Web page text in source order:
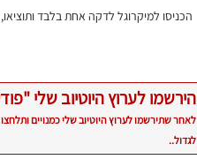
הכניסו למיקרוגל לדקה אחת בלבד
הירשמו לערוץ היוטיוב שלי
לאחר שתירשמו לערוץ היוטיוב שלי כמנויים
לגדול..